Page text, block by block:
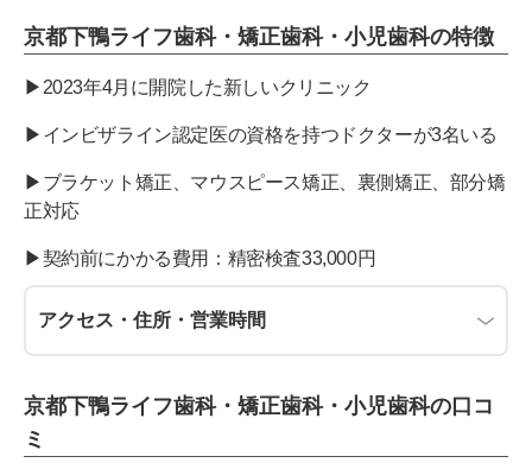
京都下鴨ライフ歯科・矯正歯科・小児歯科の特徴
▶︎2023年4月に開院した新しいクリニック
▶︎インビザライン認定医の資格を持つドクターが3名いる
▶︎ブラケット矯正、マウスピース矯正、裏側矯正、部分矯
正対応
▶︎契約前にかかる費用：精密検査33,000円
アクセス・住所・営業時間
京都下鴨ライフ歯科・矯正歯科・小児歯科の口コ
ミ